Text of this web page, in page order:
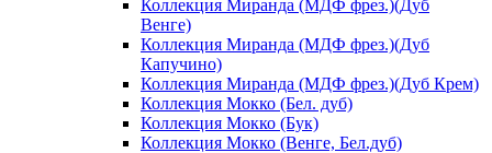
Коллекция Миранда (МДФ фрез.)(Дуб
Венге)
Коллекция Миранда (МДФ фрез.)(Дуб
Капучино)
Коллекция Миранда (МДФ фрез.)(Дуб Крем)
Коллекция Мокко (Бел. дуб)
Коллекция Мокко (Бук)
Коллекция Мокко (Венге, Бел.дуб)